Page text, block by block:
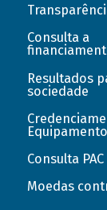
Consulta a
Resultados
sociedade
Consulta PAC
Moedas